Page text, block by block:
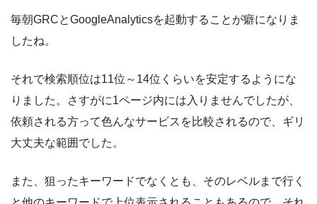
毎朝GRCとGoogleAnalyticsを起動することが癖になりま
したね。
それで検索順位は11位～14位くらいを安定するようにな
りました。さすがに1ページ内には入りませんでしたが、
依頼される方って色んなサービスを比較されるので、ギリ
大丈夫な範囲でした。
また、狙ったキーワードでなくとも、そのレベルまで行く